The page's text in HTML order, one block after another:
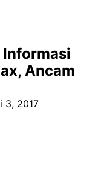
Informasi
Ancam
3, 2017